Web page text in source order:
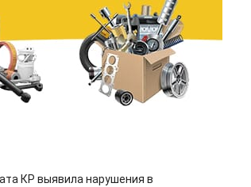
КР выявила нарушения в